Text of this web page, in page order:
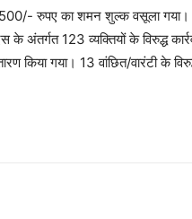
रुपए का शमन शुल्क वसूला गया।
के अंतर्गत 123 व्यक्तियों के विरुद्ध
किया गया। 13 वांछित/वारंटी के